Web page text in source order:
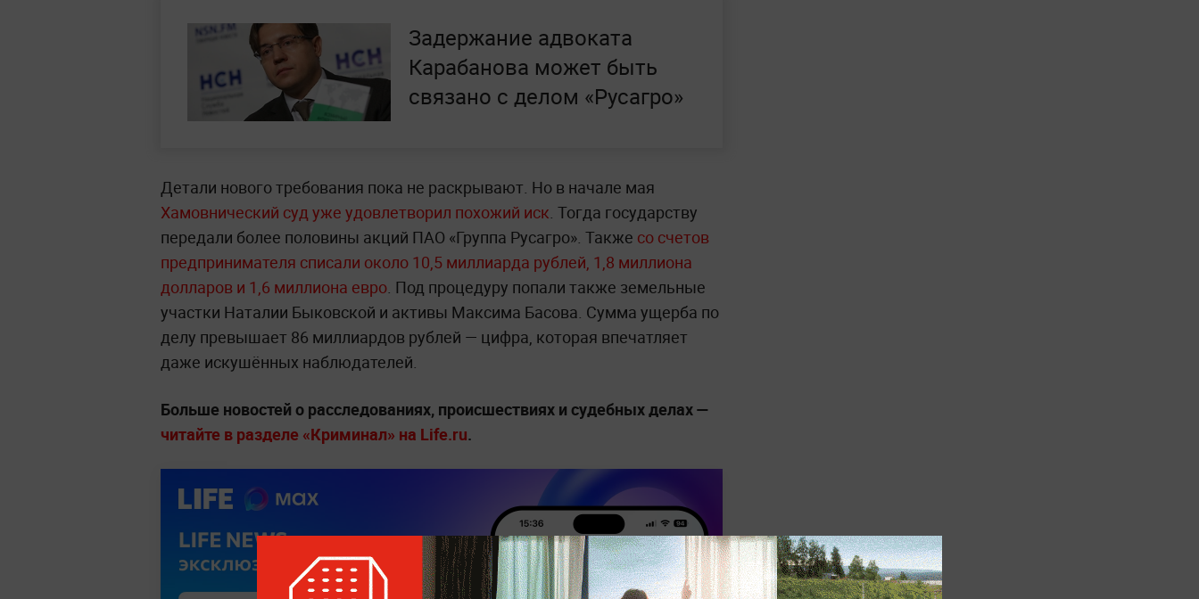
Задержание адвоката
Карабанова может быть
связано с делом «Русагро»
Детали нового требования пока не раскрывают. Но в начале мая
Хамовнический суд уже удовлетворил похожий иск. Тогда государству
передали более половины акций ПАО «Группа Русагро». Также со счетов
предпринимателя списали около 10,5 миллиарда рублей, 1,8 миллиона
долларов и 1,6 миллиона евро. Под процедуру попали также земельные
участки Наталии Быковской и активы Максима Басова. Сумма ущерба по
делу превышает 86 миллиардов рублей — цифра, которая впечатляет
даже искушённых наблюдателей.
Больше новостей о расследованиях, происшествиях и судебных делах —
читайте в разделе «Криминал» на Life.ru.